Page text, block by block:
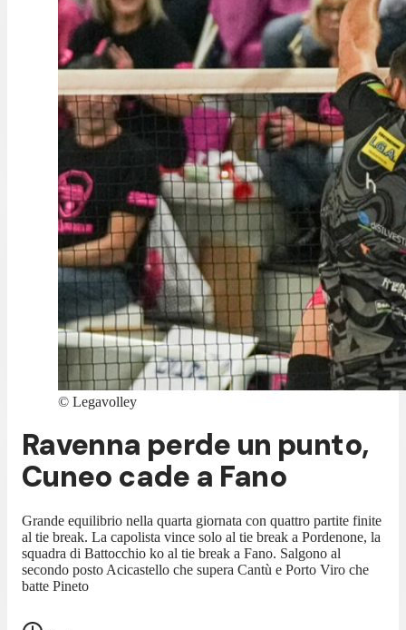
© Legavolley
Ravenna perde un punto,
Cuneo cade a Fano
Grande equilibrio nella quarta giornata con quattro partite finite
al tie break. La capolista vince solo al tie break a Pordenone, la
squadra di Battocchio ko al tie break a Fano. Salgono al
secondo posto Acicastello che supera Cantù e Porto Viro che
batte Pineto